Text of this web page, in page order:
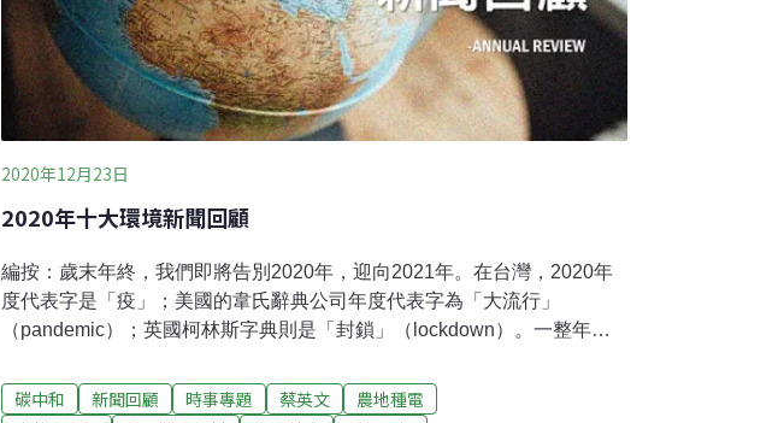
2020年12月23日
2020年十大環境新聞回顧
編按：歲末年終，我們即將告別2020年，迎向2021年。在台灣，2020年
度代表字是「疫」；美國的韋氏辭典公司年度代表字為「大流行」
（pandemic）；英國柯林斯字典則是「封鎖」（lockdown）。一整年全
面對地球今年有可能再創高溫紀錄，亞洲各國也紛紛宣布了碳中和目標，
更積極面對氣候變遷議題。這一年我們也經歷了總統選舉、藻礁損毀和白
碳中和 新聞回顧 時事專題 蔡英文
農地種電